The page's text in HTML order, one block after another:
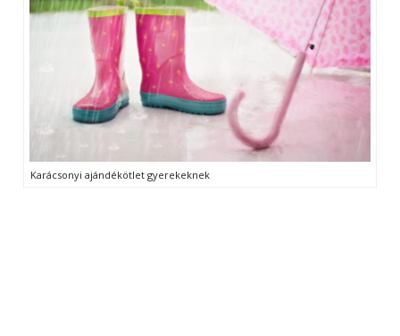
Karácsonyi ajándékötlet gyerekeknek